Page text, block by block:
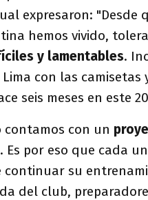
expresaron: "Desde
hemos vivido,
y lamentables.
con las
seis meses en este
contamos con un
. Es por eso que cada
continuar su
del club,